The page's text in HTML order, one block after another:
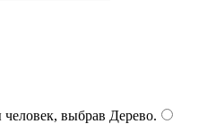
выбрав Дерево.